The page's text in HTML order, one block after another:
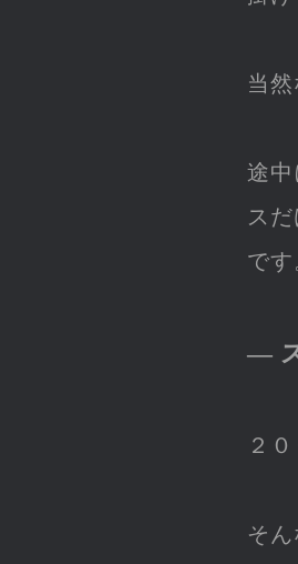
当
途
ス
です
―
２
そ